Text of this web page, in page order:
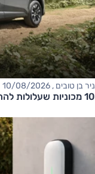
ניר בן טובים , 10/08/2026
10 מכוניות שעלולות להתייקר בגלל המס הירוק